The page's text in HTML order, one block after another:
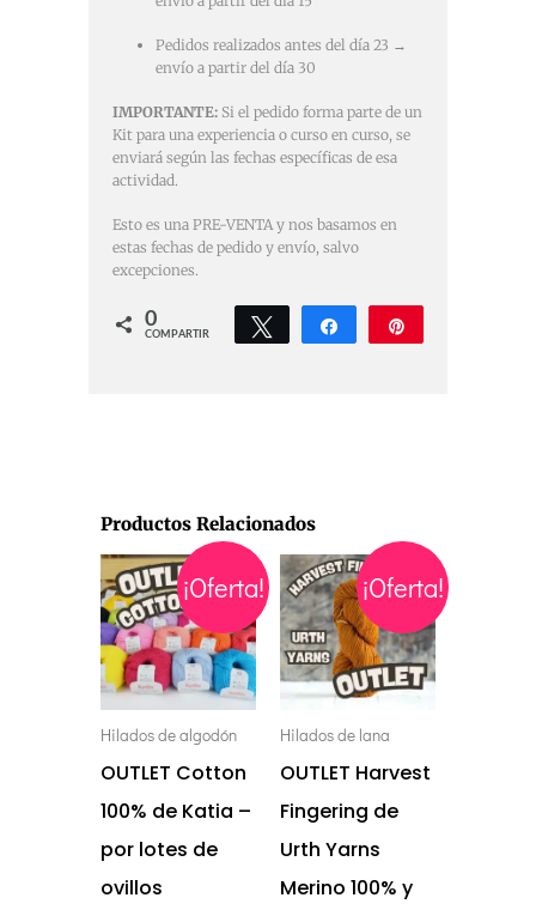
Pedidos realizados antes del día 23 →
envío a partir del día 30
IMPORTANTE: Si el pedido forma parte de un
Kit para una experiencia o curso en curso, se
enviará según las fechas específicas de esa
actividad.
Esto es una PRE-VENTA y nos basamos en
estas fechas de pedido y envío, salvo
excepciones.
0
COMPARTIR
Twittear Compartir
Productos Relacionados
¡Oferta!
Hilados de algodón
OUTLET Cotton
100% de Katia –
por lotes de
ovillos
Rango
de
precios:
desde
€6,00
hasta
€24,00
Este
producto
tiene
múltiples
variantes.
Las
opciones
pueden
¡Oferta!
Hilados de lana
OUTLET Harvest
Fingering de
Urth Yarns
Merino 100% y
Rango
de
precios:
desde
€29,00
hasta
Este
producto
tiene
múltiples